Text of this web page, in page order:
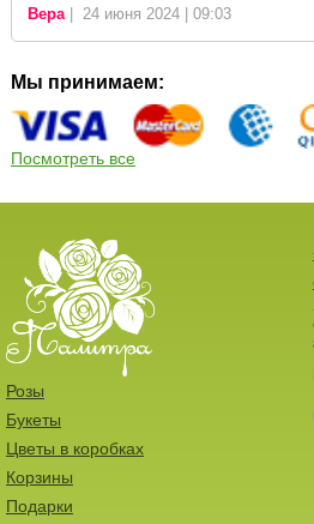
Вера| 24 июня 2024 | 09:03
Мы принимаем:
Посмотреть все
Розы
Букеты
Цветы в коробках
Корзины
Подарки